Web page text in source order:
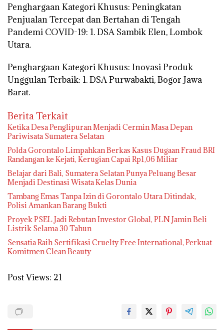
Penghargaan Kategori Khusus: Peningkatan
Penjualan Tercepat dan Bertahan di Tengah
Pandemi COVID-19: 1. DSA Sambik Elen, Lombok
Utara.
Penghargaan Kategori Khusus: Inovasi Produk
Unggulan Terbaik: 1. DSA Purwabakti, Bogor Jawa
Barat.
Berita Terkait
Ketika Desa Penglipuran Menjadi Cermin Masa Depan
Pariwisata Sumatera Selatan
Polda Gorontalo Limpahkan Berkas Kasus Dugaan Fraud BRI
Randangan ke Kejati, Kerugian Capai Rp1,06 Miliar
Belajar dari Bali, Sumatera Selatan Punya Peluang Besar
Menjadi Destinasi Wisata Kelas Dunia
Tambang Emas Tanpa Izin di Gorontalo Utara Ditindak,
Polisi Amankan Barang Bukti
Proyek PSEL Jadi Rebutan Investor Global, PLN Jamin Beli
Listrik Selama 30 Tahun
Sensatia Raih Sertifikasi Cruelty Free International, Perkuat
Komitmen Clean Beauty
Post Views: 21